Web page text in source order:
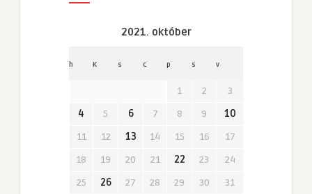
2021. október
h K s c p s v
1 2
3
4
5 6 7 8 9
10
11
12 13 14 15 16
17
18
19 20 21 22 23
24
25
26 27 28 29 30 31